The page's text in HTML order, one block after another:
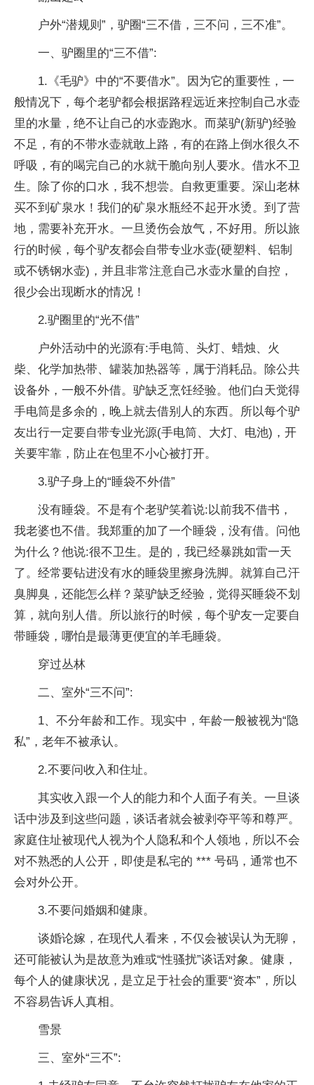
户外“潜规则”，驴圈“三不借，三不问，三不准”。
一、驴圈里的“三不借”:
1.《毛驴》中的“不要借水”。因为它的重要性，一
般情况下，每个老驴都会根据路程远近来控制自己水壶
里的水量，绝不让自己的水壶跑水。而菜驴(新驴)经验
不足，有的不带水壶就敢上路，有的在路上倒水很久不
呼吸，有的喝完自己的水就干脆向别人要水。借水不卫
生。除了你的口水，我不想尝。自救更重要。深山老林
买不到矿泉水！我们的矿泉水瓶经不起开水烫。到了营
地，需要补充开水。一旦烫伤会放气，不好用。所以旅
行的时候，每个驴友都会自带专业水壶(硬塑料、铝制
或不锈钢水壶)，并且非常注意自己水壶水量的自控，
很少会出现断水的情况！
2.驴圈里的“光不借”
户外活动中的光源有:手电筒、头灯、蜡烛、火
柴、化学加热带、罐装加热器等，属于消耗品。除公共
设备外，一般不外借。驴缺乏烹饪经验。他们白天觉得
手电筒是多余的，晚上就去借别人的东西。所以每个驴
友出行一定要自带专业光源(手电筒、大灯、电池)，开
关要牢靠，防止在包里不小心被打开。
3.驴子身上的“睡袋不外借”
没有睡袋。不是有个老驴笑着说:以前我不借书，
我老婆也不借。我郑重的加了一个睡袋，没有借。问他
为什么？他说:很不卫生。是的，我已经暴跳如雷一天
了。经常要钻进没有水的睡袋里擦身洗脚。就算自己汗
臭脚臭，还能怎么样？菜驴缺乏经验，觉得买睡袋不划
算，就向别人借。所以旅行的时候，每个驴友一定要自
带睡袋，哪怕是最薄更便宜的羊毛睡袋。
穿过丛林
二、室外“三不问”:
1、不分年龄和工作。现实中，年龄一般被视为“隐
私”，老年不被承认。
2.不要问收入和住址。
其实收入跟一个人的能力和个人面子有关。一旦谈
话中涉及到这些问题，谈话者就会被剥夺平等和尊严。
家庭住址被现代人视为个人隐私和个人领地，所以不会
对不熟悉的人公开，即使是私宅的 *** 号码，通常也不
会对外公开。
3.不要问婚姻和健康。
谈婚论嫁，在现代人看来，不仅会被误认为无聊，
还可能被认为是故意为难或“性骚扰”谈话对象。健康，
每个人的健康状况，是立足于社会的重要“资本”，所以
不容易告诉人真相。
雪景
三、室外“三不”: